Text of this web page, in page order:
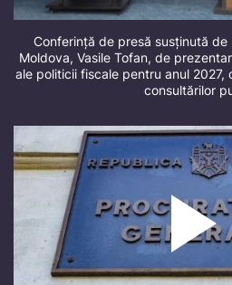
Conferință de presă susținută
Moldova, Vasile Tofan, de
ale politicii fiscale pentru anul 2027,
consultărilor